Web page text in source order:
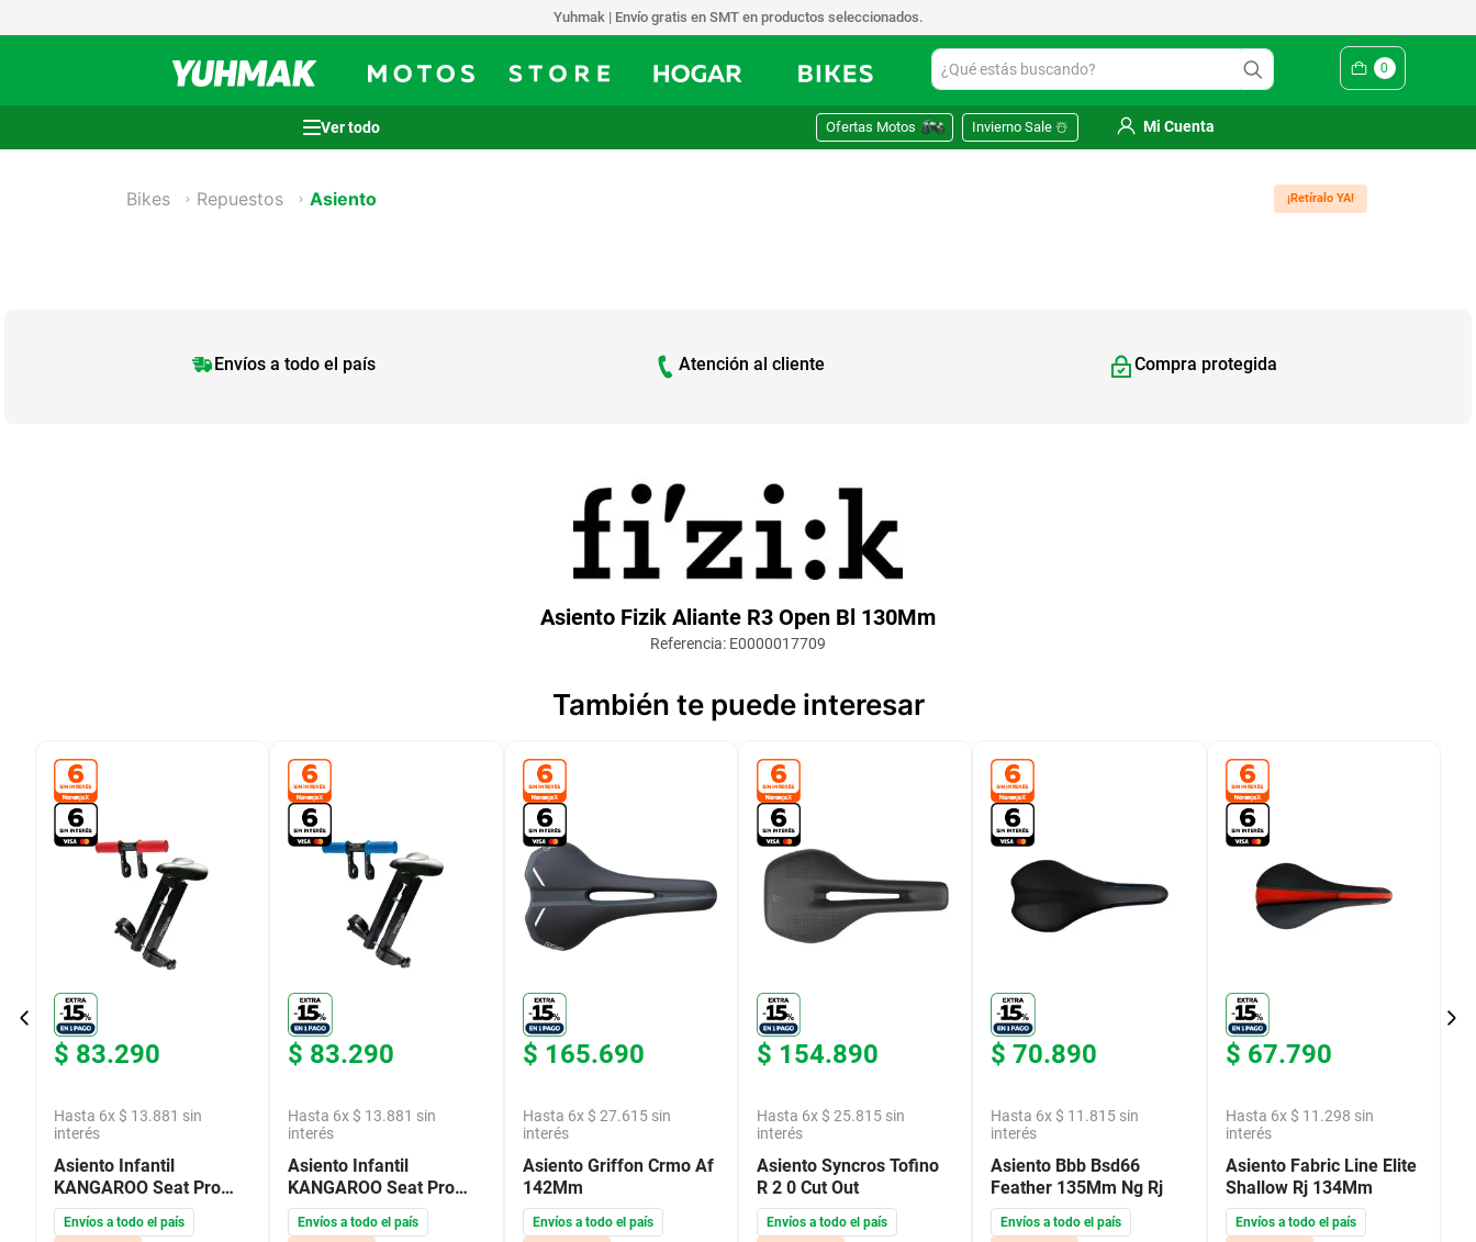
Yuhmak | Envío gratis en SMT en productos seleccionados.
¿Qué estás buscando? 0
Ofertas Motos Invierno Sale ☃️ Mi Cuenta
Bikes Repuestos Asiento ¡Retíralo YA!
Envíos a todo el país Atención al cliente Compra protegida
Asiento Fizik Aliante R3 Open Bl 130Mm
Referencia: E0000017709
También te puede interesar
$ 83.290
Hasta 6x $ 13.881 sin
interés
Asiento Infantil
KANGAROO Seat Pro
para Bicicletas Negro
Rojo
Envíos a todo el país
$ 83.290
Hasta 6x $ 13.881 sin
interés
Asiento Infantil
KANGAROO Seat Pro
para Bicicletas Negro
Azul Francia
Envíos a todo el país
$ 165.690
Hasta 6x $ 27.615sin
interés
Asiento Griffon Crmo Af
142Mm
Envíos a todo el país
$ 154.890
Hasta 6x $ 25.815sin
interés
Asiento Syncros Tofino
R 2 0 Cut Out
Envíos a todo el país
$ 70.890
Hasta 6x $ 11 .815 sin
interés
Asiento Bbb Bsd66
Feather 135Mm Ng Rj
Envíos a todo el país
$ 67.790
Hasta 6x $ 11 .298 sin
interés
Asiento Fabric Line Elite
Shallow Rj 134Mm
Envíos a todo el país